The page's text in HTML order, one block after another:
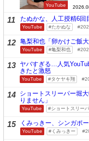
YouTube
11 たぬかな、人工授精6回
YouTube たかぬな
12 亀梨和也「卵かけご飯
YouTube 亀梨和也
13 ヤバすぎる…人気
きたと激怒
YouTube タケヤキ翔
14 ショートスリーパー堀
りません」
YouTube ショートスリー
15 くみっきー、シンガポ
YouTube くみっきー